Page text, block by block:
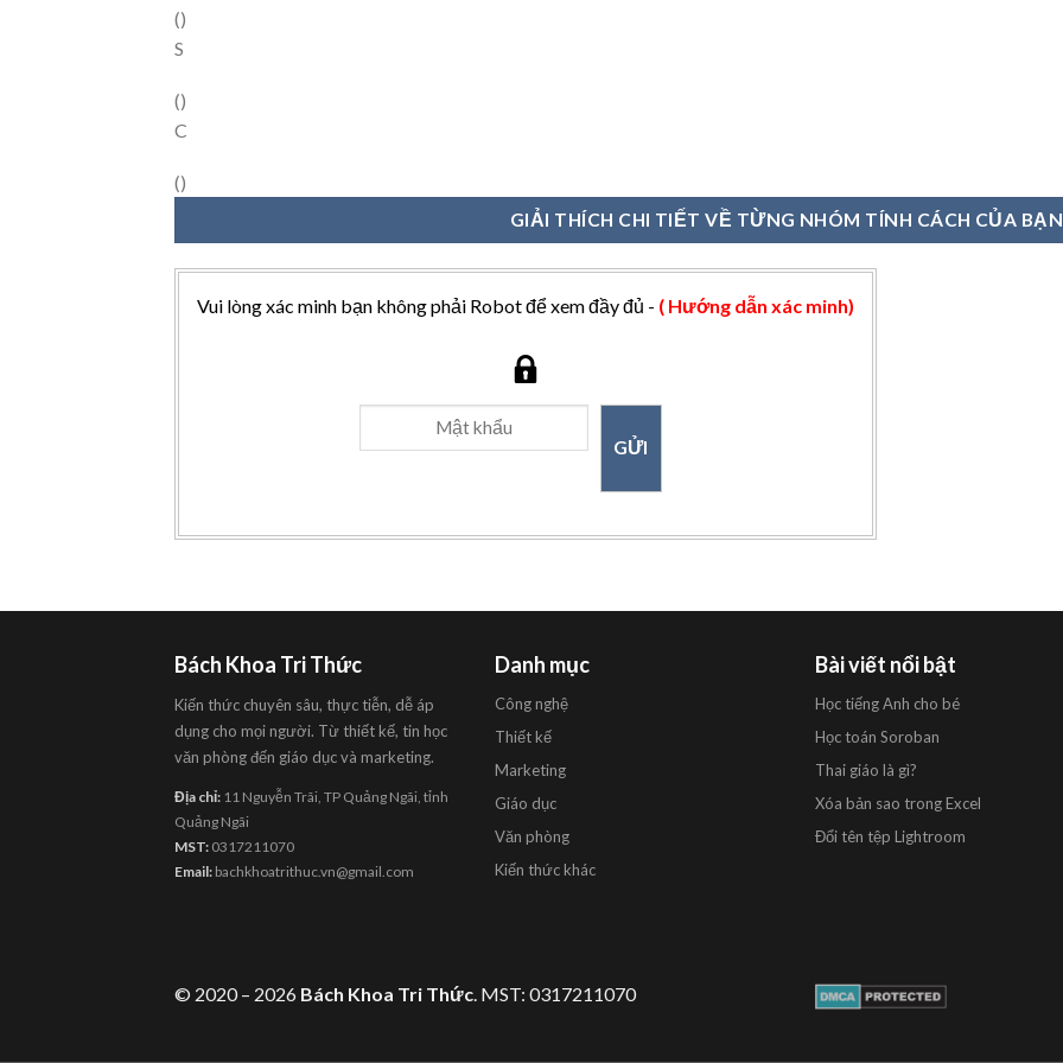
()
S
()
C
()
GIẢI THÍCH CHI TIẾT VỀ TỪNG NHÓM TÍNH CÁCH CỦA BẠN
Vui lòng xác minh bạn không phải Robot để xem đầy đủ - ( Hướng dẫn xác minh)
Bách Khoa Tri Thức
Kiến thức chuyên sâu, thực tiễn, dễ áp
dụng cho mọi người. Từ thiết kế, tin học
văn phòng đến giáo dục và marketing.
Địa chỉ: 11 Nguyễn Trãi, TP Quảng Ngãi, tỉnh
Quảng Ngãi
MST: 0317211070
Email: bachkhoatrithuc.vn@gmail.com
Danh mục
Công nghệ
Thiết kế
Marketing
Giáo dục
Văn phòng
Kiến thức khác
Bài viết nổi bật
Học tiếng Anh cho bé
Học toán Soroban
Thai giáo là gì?
Xóa bản sao trong Excel
Đổi tên tệp Lightroom
© 2020 – 2026 Bách Khoa Tri Thức. MST: 0317211070